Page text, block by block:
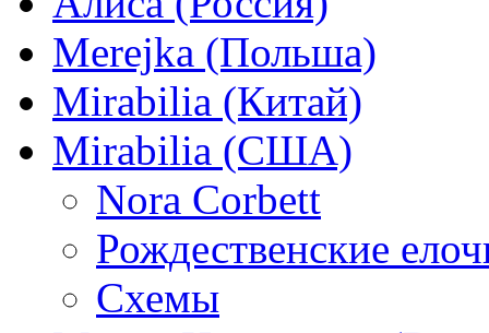
Merejka (Польша)
Mirabilia (Китай)
Mirabilia (США)
Nora Corbett
Рождественские
Схемы